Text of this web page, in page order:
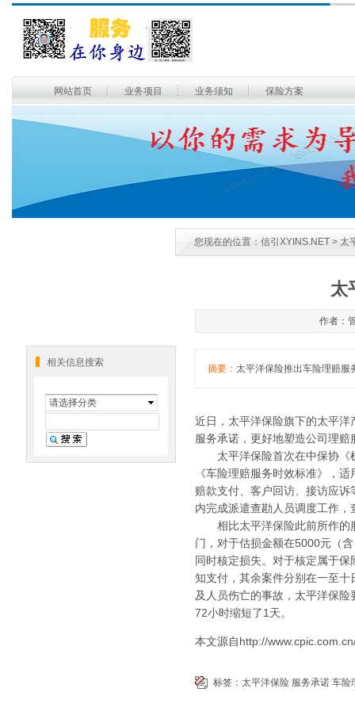
网站首页 业务项目 业务须知 保险方案
您现在的位置： 信引XYINS.NET > 太
相关信息搜索
请选择分类
太
作者：
摘要： 太平洋保险推出车险理赔服
近日，太平洋保险旗下的太平
服务承诺，更好地塑造公司理
太平洋保险首次在中保协《
《车险理赔服务时效标准》，
赔款支付、客户回访、接访应
内完成派遣查勘人员调度工作
相比太平洋保险此前所作的
门，对于估损金额在5000元（
同时核定损失。对于核定属于
知支付，其余案件分别在一至
及人员伤亡的事故，太平洋保
72小时缩短了1天。
本文源自http://
标签： 太平洋保险 服务承诺 车险